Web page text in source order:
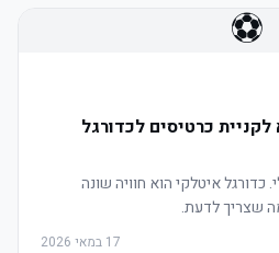
⚽
כרטיסים לכדורגל
כדורגל איטלקי הוא חוויה שונה
שצריך לדעת.
17 במאי 2026